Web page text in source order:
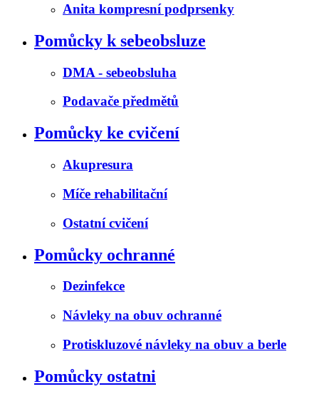
Anita kompresní podprsenky
Pomůcky k sebeobsluze
DMA - sebeobsluha
Podavače předmětů
Pomůcky ke cvičení
Akupresura
Míče rehabilitační
Ostatní cvičení
Pomůcky ochranné
Dezinfekce
Návleky na obuv ochranné
Protiskluzové návleky na obuv a berle
Pomůcky ostatni